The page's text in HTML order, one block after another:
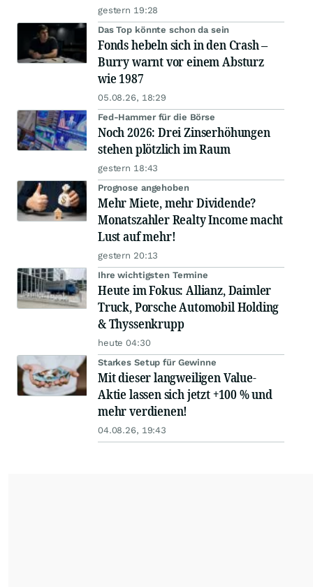
gestern 19:28
Das Top könnte schon da sein
Fonds hebeln sich in den Crash –
Burry warnt vor einem Absturz
wie 1987
05.08.26, 18:29
Fed-Hammer für die Börse
Noch 2026: Drei Zinserhöhungen
stehen plötzlich im Raum
gestern 18:43
Prognose angehoben
Mehr Miete, mehr Dividende?
Monatszahler Realty Income macht
Lust auf mehr!
gestern 20:13
Ihre wichtigsten Termine
Heute im Fokus: Allianz, Daimler
Truck, Porsche Automobil Holding
& Thyssenkrupp
heute 04:30
Starkes Setup für Gewinne
Mit dieser langweiligen Value-
Aktie lassen sich jetzt +100 % und
mehr verdienen!
04.08.26, 19:43